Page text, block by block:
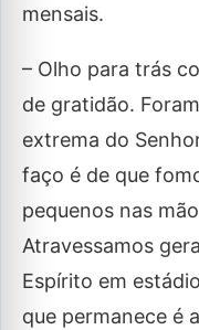
mensais.
– Olho para trás
de gratidão.
extrema do
faço é de que
pequenos nas
Atravessamos
Espírito em
que permanece é